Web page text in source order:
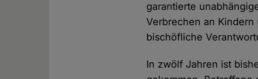
garantierte
Verbrechen an
bischöfliche
In zwölf Jahren ist